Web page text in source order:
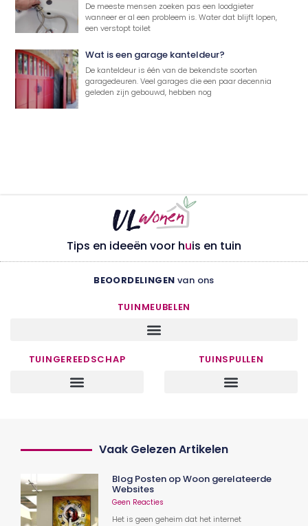
De meeste mensen zoeken pas een loodgieter
wanneer er al een probleem is. Water dat blijft lopen,
een verstopt toilet
Wat is een garage kanteldeur?
De kanteldeur is één van de bekendste soorten
garagedeuren. Veel garages die een paar decennia
geleden zijn gebouwd, hebben nog
Tips en ideeën voor huis en tuin
BEOORDELINGEN van ons
TUINMEUBELEN
TUINGEREEDSCHAP TUINSPULLEN
Vaak Gelezen Artikelen
Blog Posten op Woon gerelateerde
Websites
Geen Reacties
Het is geen geheim dat het internet